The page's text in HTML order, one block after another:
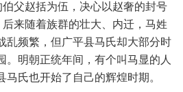
伯父赵括为伍，决心以赵奢的封号
后来随着族群的壮大、内迁，马姓
乱频繁，但广平县马氏却大部分时
。明朝正统年间，有个叫马显的人
马氏也开始了自己的辉煌时期。